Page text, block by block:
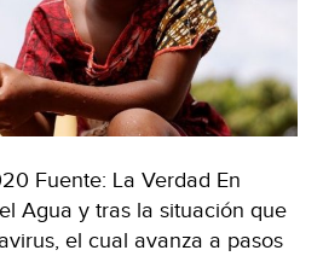
Momento)
Fuente: La Verdad En
Agua y tras la situación que
el cual avanza a pasos